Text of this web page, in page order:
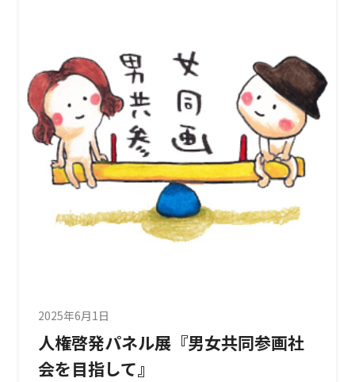
2025年6月1日
人権啓発パネル展『男女共同参画社
会を目指して』